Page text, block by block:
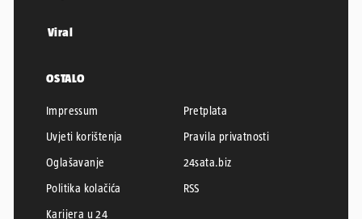
Viral
OSTALO
Impressum
Pretplata
Uvjeti korištenja
Pravila privatnosti
Oglašavanje
24sata.biz
Politika kolačića
RSS
Karijera u 24